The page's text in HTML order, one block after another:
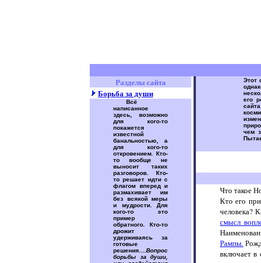
Разделы сайта
Борьба за души
Всё
написанное
здесь, возможно
для кого-то
покажется
известной
банальностью, а
для кого-то
откровением. Кто-
то вообще не
выносит таких
разговоров. Кто-
то решает идти с
флагом вперед и
размахивает им
без всякой меры
и мудрости. Для
кого-то это
пример
обратного. Кто-то
дрожит
удерживаясь за
готовые
решения.... Вопрос
борьбы за души,
Этот
его
чем
Что такое
Кто его
человека?
смысл
Рампы.
включает в